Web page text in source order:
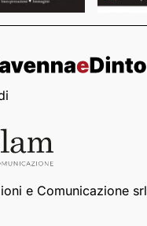
e Comunicazione srl